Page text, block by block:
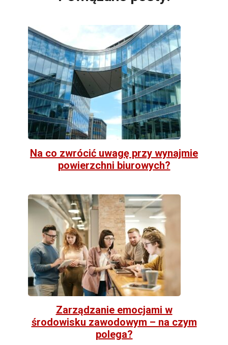
Na co zwrócić uwagę przy wynajmie
powierzchni biurowych?
Zarządzanie emocjami w
środowisku zawodowym – na czym
polega?